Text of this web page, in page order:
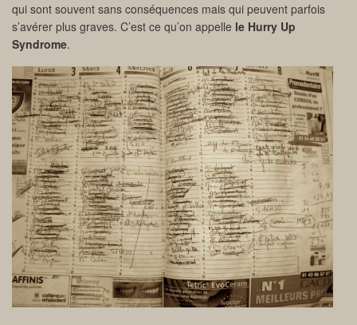
qui sont souvent sans conséquences mais qui peuvent parfois
s’avérer plus graves. C’est ce qu’on appelle le Hurry Up
Syndrome.